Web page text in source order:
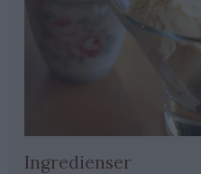
Ingredienser